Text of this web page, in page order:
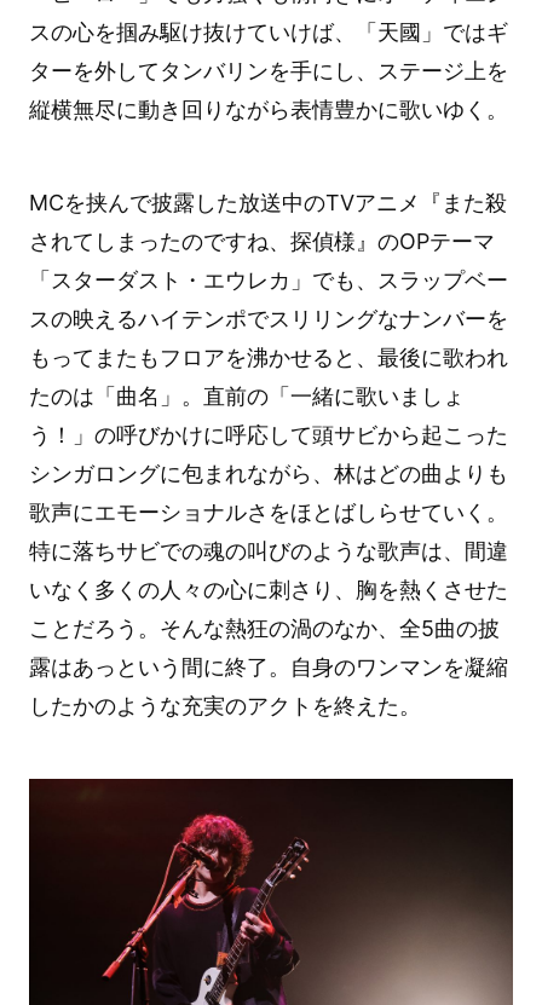
スの心を掴み駆け抜けていけば、「天國」ではギ
ターを外してタンバリンを手にし、ステージ上を
縦横無尽に動き回りながら表情豊かに歌いゆく。
MCを挟んで披露した放送中のTVアニメ『また殺
されてしまったのですね、探偵様』のOPテーマ
「スターダスト・エウレカ」でも、スラップベー
スの映えるハイテンポでスリリングなナンバーを
もってまたもフロアを沸かせると、最後に歌われ
たのは「曲名」。直前の「一緒に歌いましょ
う！」の呼びかけに呼応して頭サビから起こった
シンガロングに包まれながら、林はどの曲よりも
歌声にエモーショナルさをほとばしらせていく。
特に落ちサビでの魂の叫びのような歌声は、間違
いなく多くの人々の心に刺さり、胸を熱くさせた
ことだろう。そんな熱狂の渦のなか、全5曲の披
露はあっという間に終了。自身のワンマンを凝縮
したかのような充実のアクトを終えた。